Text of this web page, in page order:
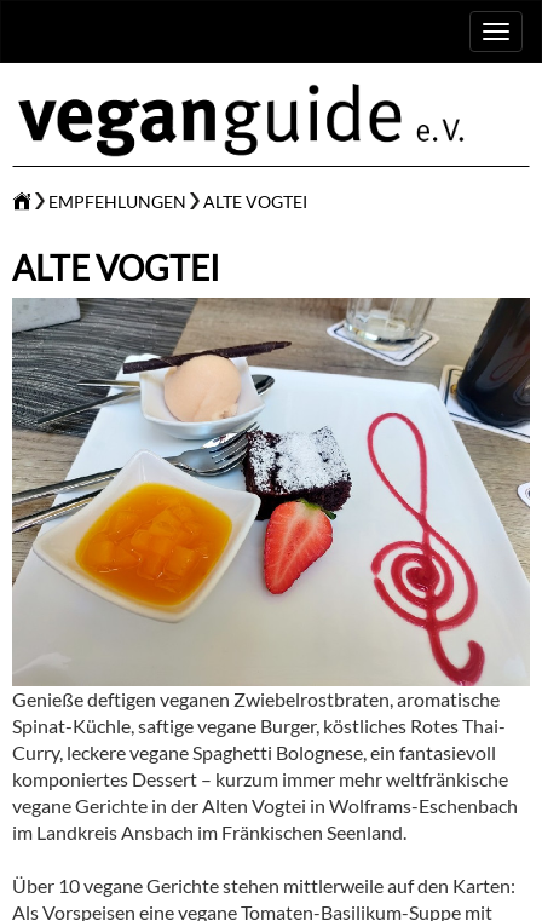
Toggle
EMPFEHLUNGEN ALTE VOGTEI
ALTE VOGTEI
Genieße deftigen veganen Zwiebelrostbraten, aromatische
Spinat-Küchle, saftige vegane Burger, köstliches Rotes Thai-
Curry, leckere vegane Spaghetti Bolognese, ein fantasievoll
komponiertes Dessert – kurzum immer mehr weltfränkische
vegane Gerichte in der Alten Vogtei in Wolframs-Eschenbach
im Landkreis Ansbach im Fränkischen Seenland.
Über 10 vegane Gerichte stehen mittlerweile auf den Karten:
Als Vorspeisen eine vegane Tomaten-Basilikum-Suppe mit